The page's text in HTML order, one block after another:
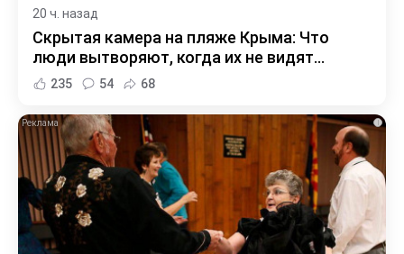
20 ч. назад
Скрытая камера на пляже Крыма: Что
люди вытворяют, когда их не видят...
235 54 68
i